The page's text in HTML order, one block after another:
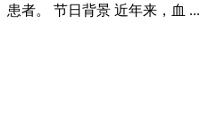
患者。 节日背景 近年来，血 ...